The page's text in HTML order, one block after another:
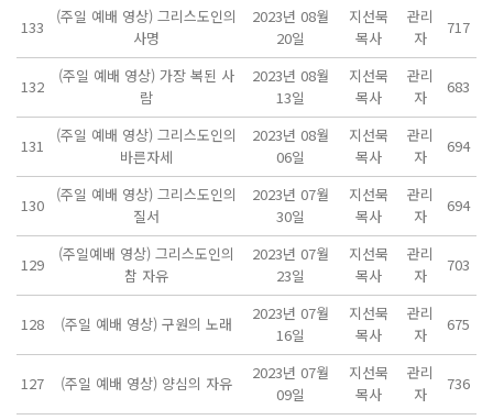
133
(주일 예배 영상) 그리스도인의
사명
2023년 08월
20일
지선묵
목사
관리
자
717
132
(주일 예배 영상) 가장 복된 사
람
2023년 08월
13일
지선묵
목사
관리
자
683
131
(주일 예배 영상) 그리스도인의
바른자세
2023년 08월
06일
지선묵
목사
관리
자
694
130
(주일 예배 영상) 그리스도인의
질서
2023년 07월
30일
지선묵
목사
관리
자
694
129
(주일예배 영상) 그리스도인의
참 자유
2023년 07월
23일
지선묵
목사
관리
자
703
128 (주일 예배 영상) 구원의 노래
2023년 07월
16일
지선묵
목사
관리
자
675
127 (주일 예배 영상) 양심의 자유
2023년 07월
09일
지선묵
목사
관리
자
736